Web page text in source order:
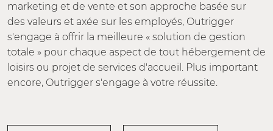
marketing et de vente et son approche basée sur
des valeurs et axée sur les employés, Outrigger
s'engage à offrir la meilleure « solution de gestion
totale » pour chaque aspect de tout hébergement de
loisirs ou projet de services d'accueil. Plus important
encore, Outrigger s'engage à votre réussite.